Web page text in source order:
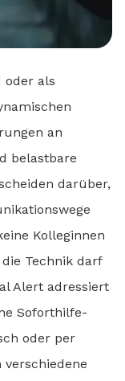
oder als
an
belastbare
darüber,
Kolleginnen
Technik darf
Alert adressiert
Soforthilfe-
oder per